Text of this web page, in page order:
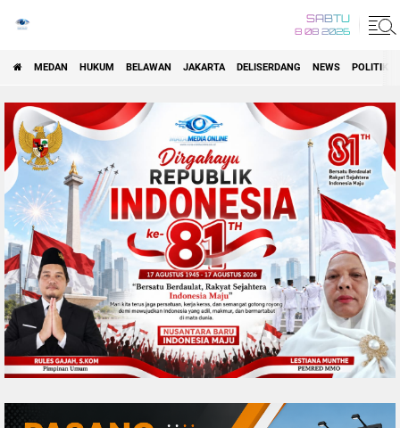
SABTU
8 08 2026
MEDAN HUKUM BELAWAN JAKARTA DELISERDANG NEWS POLITIK